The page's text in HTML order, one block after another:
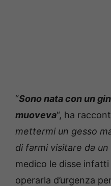
“Sono nata con un
muoveva“, ha
mettermi un gesso
di farmi visitare da
medico le disse
operarla d’urgenza